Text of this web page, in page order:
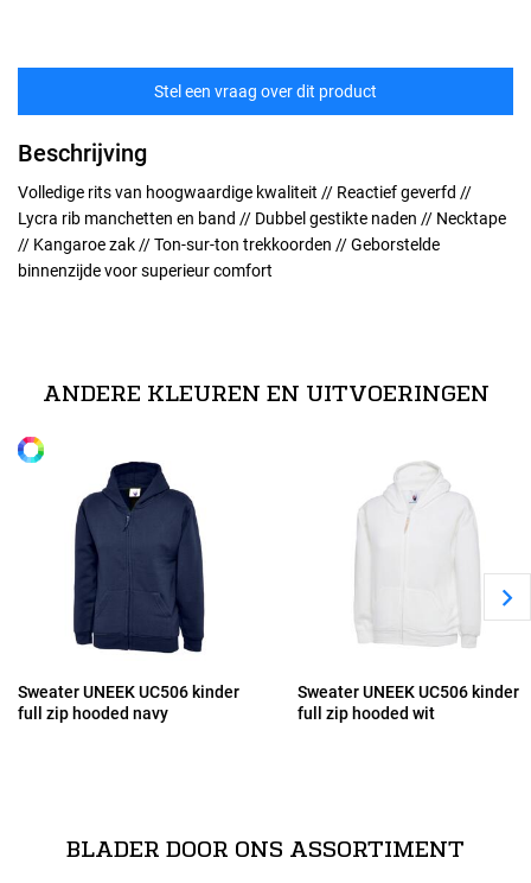
Stel een vraag over dit product
Beschrijving
Volledige rits van hoogwaardige kwaliteit // Reactief geverfd //
Lycra rib manchetten en band // Dubbel gestikte naden // Necktape
// Kangaroe zak // Ton-sur-ton trekkoorden // Geborstelde
binnenzijde voor superieur comfort
ANDERE KLEUREN EN UITVOERINGEN
Sweater UNEEK UC506 kinder
full zip hooded navy
Sweater UNEEK UC506 kinder
full zip hooded wit
BLADER DOOR ONS ASSORTIMENT